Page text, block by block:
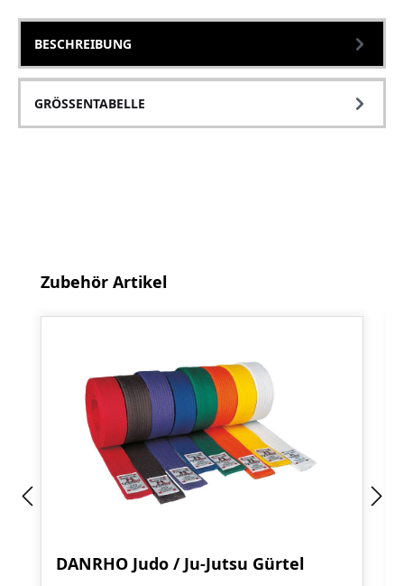
BESCHREIBUNG
GRÖSSENTABELLE
Produktgalerie überspringen
Zubehör Artikel
DANRHO Judo / Ju-Jutsu Gürtel